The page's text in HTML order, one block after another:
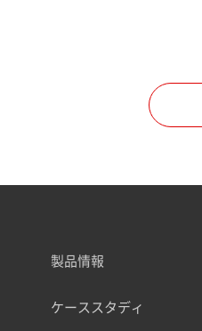
製品情報
ケーススタディ